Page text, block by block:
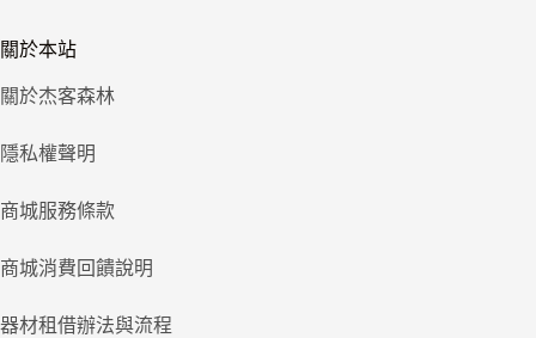
關於本站
關於杰客森林
隱私權聲明
商城服務條款
商城消費回饋說明
器材租借辦法與流程